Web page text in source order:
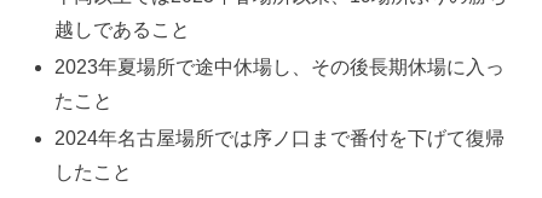
越しであること
2023年夏場所で途中休場し、その後長期休場に入っ
たこと
2024年名古屋場所では序ノ口まで番付を下げて復帰
したこと